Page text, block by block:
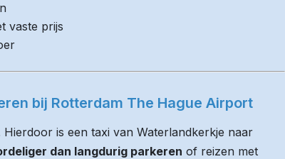
vaste prijs
bij Rotterdam The Hague Airport
is een taxi van Waterlandkerkje naar
dan langdurig parkeren of reizen met